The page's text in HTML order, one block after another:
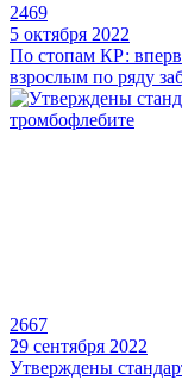
2469
5 октября 2022
По стопам КР:
взрослым по ряду
2667
29 сентября 2022
Утверждены